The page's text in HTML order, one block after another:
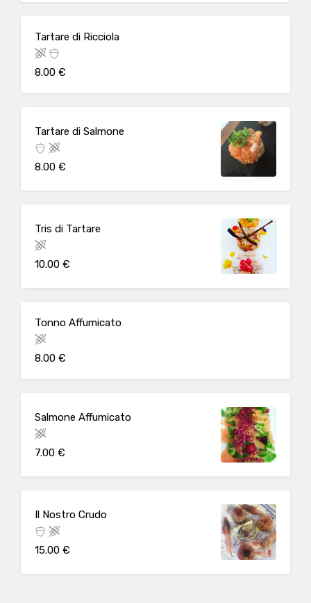
Tartare di Ricciola
8.00 €
Tartare di Salmone
8.00 €
Tris di Tartare
10.00 €
Tonno Affumicato
8.00 €
Salmone Affumicato
7.00 €
Il Nostro Crudo
15.00 €